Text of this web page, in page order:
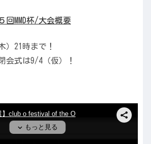
回MMD杯/大会概要
）21時まで！
会式は9/4（仮）！